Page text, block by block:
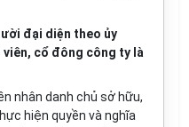
ười đại diện theo ủy
viên, cổ đông công ty là
nhân danh chủ sở hữu,
hiện quyền và nghĩa